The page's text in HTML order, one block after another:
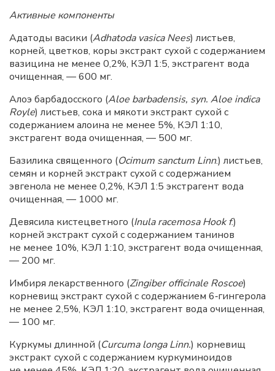
Активные компоненты
Адатоды васики (Adhatoda vasica Nees) листьев,
корней, цветков, коры экстракт сухой с содержанием
вазицина не менее 0,2%, КЭЛ 1:5, экстрагент вода
очищенная, — 600 мг.
Алоэ барбадосского (Aloe barbadensis, syn. Aloe indica
Royle) листьев, сока и мякоти экстракт сухой с
содержанием алоина не менее 5%, КЭЛ 1:10,
экстрагент вода очищенная, — 500 мг.
Базилика священного (Ocimum sanctum Linn.) листьев,
семян и корней экстракт сухой с содержанием
эвгенола не менее 0,2%, КЭЛ 1:5 экстрагент вода
очищенная, — 1000 мг.
Девясила кистецветного (Inula racemosa Hook f.)
корней экстракт сухой с содержанием танинов
не менее 10%, КЭЛ 1:10, экстрагент вода очищенная,
— 200 мг.
Имбиря лекарственного (Zingiber officinale Roscoe)
корневищ экстракт сухой с содержанием 6‑гингерола
не менее 2,5%, КЭЛ 1:10, экстрагент вода очищенная,
— 100 мг.
Куркумы длинной (Curcuma longa Linn.) корневищ
экстракт сухой с содержанием куркуминоидов